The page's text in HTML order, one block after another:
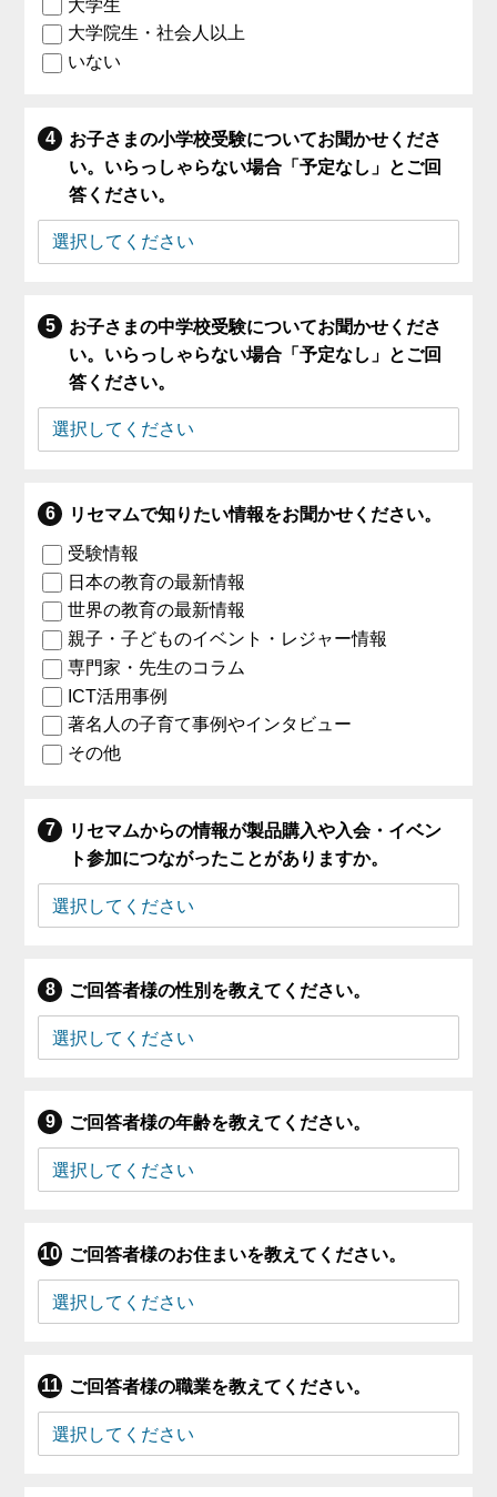
大学生
大学院生・社会人以上
いない
お子さまの小学校受験についてお聞かせくださ
い。いらっしゃらない場合「予定なし」とご回
答ください。
お子さまの中学校受験についてお聞かせくださ
い。いらっしゃらない場合「予定なし」とご回
答ください。
リセマムで知りたい情報をお聞かせください。
受験情報
日本の教育の最新情報
世界の教育の最新情報
親子・子どものイベント・レジャー情報
専門家・先生のコラム
ICT活用事例
著名人の子育て事例やインタビュー
その他
リセマムからの情報が製品購入や入会・イベン
ト参加につながったことがありますか。
ご回答者様の性別を教えてください。
ご回答者様の年齢を教えてください。
ご回答者様のお住まいを教えてください。
ご回答者様の職業を教えてください。